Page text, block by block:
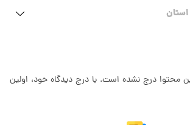
محتوا درج نشده است. با درج دیدگاه خود، اولین